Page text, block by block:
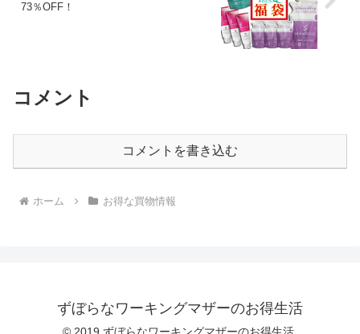
73％OFF！
コメント
コメントを書き込む
ホーム お得な買物情報
ずぼらなワーキングマザーのお得生活